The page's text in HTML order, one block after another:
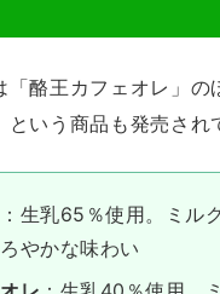
酪王カフェオレ」の
という商品も発売され
：生乳65％使用。ミル
やかな味わい